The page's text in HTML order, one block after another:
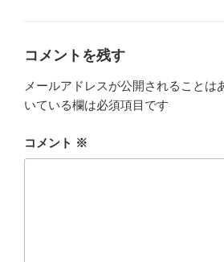
コメントを残す
メールアドレスが公開されることは
いている欄は必須項目です
コメント ※